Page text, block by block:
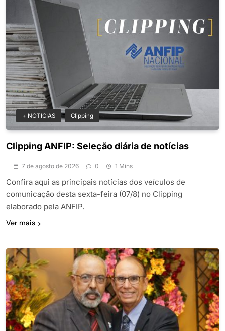
+ NOTICIAS Clipping
Clipping ANFIP: Seleção diária de notícias
7 de agosto de 2026 0 1 Mins
Confira aqui as principais notícias dos veículos de
comunicação desta sexta-feira (07/8) no Clipping
elaborado pela ANFIP.
Ver mais